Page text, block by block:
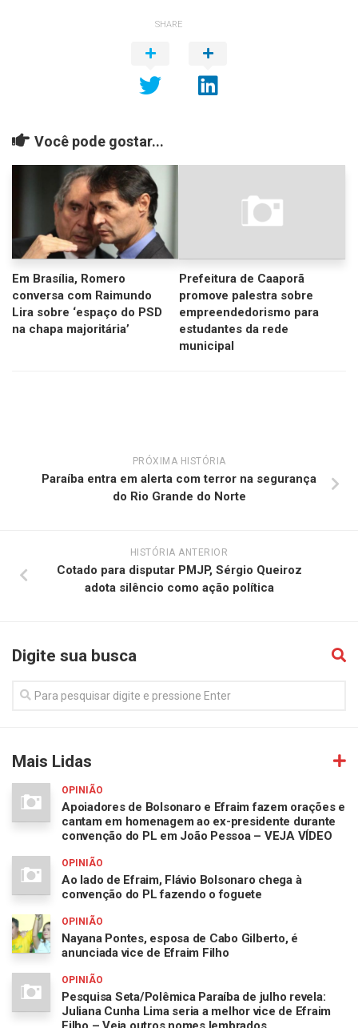
SHARE
Você pode gostar...
Em Brasília, Romero
conversa com Raimundo
Lira sobre ‘espaço do PSD
na chapa majoritária’
Prefeitura de Caaporã
promove palestra sobre
empreendedorismo para
estudantes da rede
municipal
PRÓXIMA HISTÓRIA
Paraíba entra em alerta com terror na segurança
do Rio Grande do Norte
HISTÓRIA ANTERIOR
Cotado para disputar PMJP, Sérgio Queiroz
adota silêncio como ação política
Digite sua busca
Mais Lidas
OPINIÃO
Apoiadores de Bolsonaro e Efraim fazem orações e
cantam em homenagem ao ex-presidente durante
convenção do PL em João Pessoa – VEJA VÍDEO
OPINIÃO
Ao lado de Efraim, Flávio Bolsonaro chega à
convenção do PL fazendo o foguete
OPINIÃO
Nayana Pontes, esposa de Cabo Gilberto, é
anunciada vice de Efraim Filho
OPINIÃO
Pesquisa Seta/Polêmica Paraíba de julho revela:
Juliana Cunha Lima seria a melhor vice de Efraim